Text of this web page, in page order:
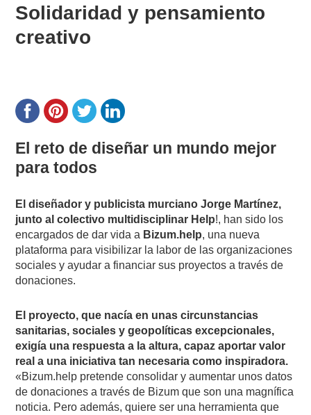
Solidaridad y pensamiento
creativo
El reto de diseñar un mundo mejor
para todos
El diseñador y publicista murciano Jorge Martínez,
junto al colectivo multidisciplinar Help!, han sido los
encargados de dar vida a Bizum.help, una nueva
plataforma para visibilizar la labor de las organizaciones
sociales y ayudar a financiar sus proyectos a través de
donaciones.
El proyecto, que nacía en unas circunstancias
sanitarias, sociales y geopolíticas excepcionales,
exigía una respuesta a la altura, capaz aportar valor
real a una iniciativa tan necesaria como inspiradora.
«Bizum.help pretende consolidar y aumentar unos datos
de donaciones a través de Bizum que son una magnífica
noticia. Pero además, quiere ser una herramienta que